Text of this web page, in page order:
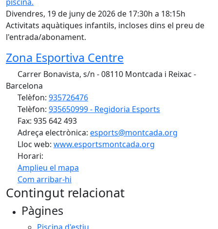
Divendres, 19 de juny de 2026 de 17:30h a 18:15h
Activitats aquàtiques infantils, incloses dins el preu de
l'entrada/abonament.
Zona Esportiva Centre
Carrer Bonavista, s/n - 08110 Montcada i Reixac -
Barcelona
Telèfon: 935726476
Telèfon: 935650999 - Regidoria Esports
Fax: 935 642 493
Adreça electrònica: esports@montcada.org
Lloc web: www.esportsmontcada.org
Horari:
Amplieu el mapa
Com arribar-hi
+
Contingut relacionat
Pàgines